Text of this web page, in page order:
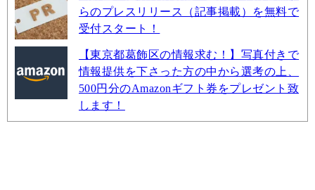
らのプレスリリース（記事掲載）を無料で
受付スタート！
【東京都葛飾区の情報求む！】写真付きで
情報提供を下さった方の中から選考の上、
500円分のAmazonギフト券をプレゼント致
します！